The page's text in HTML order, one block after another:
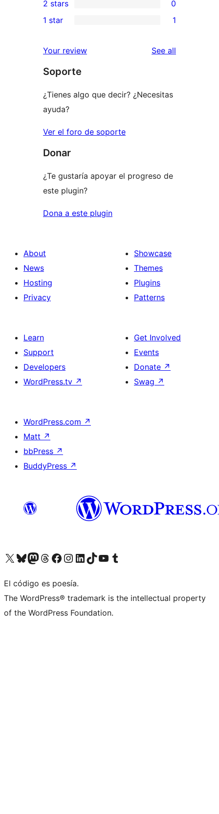
reviews
star
reviews
3-
star
2-
reviews
2 stars 0
star
review
1 star 1
Your review See all
Soporte
¿Tienes algo que decir? ¿Necesitas
ayuda?
Ver el foro de soporte
Donar
¿Te gustaría apoyar el progreso de
este plugin?
Dona a este plugin
About
News
Hosting
Privacy
Showcase
Themes
Plugins
Patterns
Learn
Support
Developers
WordPress.tv ↗
Get Involved
Events
Donate ↗
Swag ↗
WordPress.com ↗
Matt ↗
bbPress ↗
BuddyPress ↗
Visit our X (formerly Twitter) account
Visit our Bluesky account
Visit our Mastodon account
Visit our Threads account
Visit our Facebook page
Visit our Instagram account
Visit our LinkedIn account
Visit our TikTok account
Visit our YouTube channel
Visit our Tumblr account
El código es poesía.
The WordPress® trademark is the intellectual property
of the WordPress Foundation.